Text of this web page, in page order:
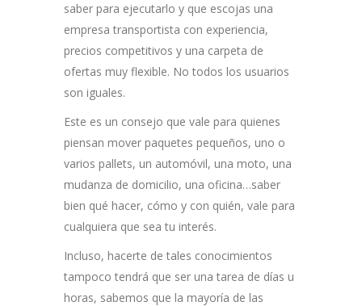
saber para ejecutarlo y que escojas una
empresa transportista con experiencia,
precios competitivos y una carpeta de
ofertas muy flexible. No todos los usuarios
son iguales.
Este es un consejo que vale para quienes
piensan mover paquetes pequeños, uno o
varios pallets, un automóvil, una moto, una
mudanza de domicilio, una oficina…saber
bien qué hacer, cómo y con quién, vale para
cualquiera que sea tu interés.
Incluso, hacerte de tales conocimientos
tampoco tendrá que ser una tarea de días u
horas, sabemos que la mayoría de las